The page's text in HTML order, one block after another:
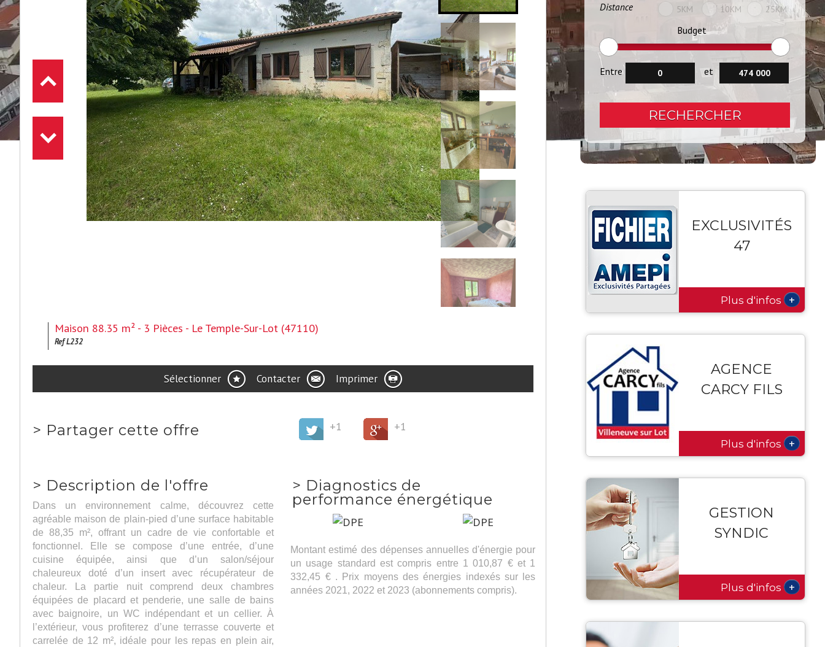
Distance 5KM 10KM 25KM
Budget
Entre et
RECHERCHER
Maison 88.35 m² - 3 Pièces - Le Temple-Sur-Lot (47110)
Ref L232
Sélectionner Contacter Imprimer
> Partager cette offre +1 +1
> Description de l'offre
Dans un environnement calme, découvrez cette
agréable maison de plain-pied d’une surface habitable
de 88,35 m², offrant un cadre de vie confortable et
fonctionnel. Elle se compose d’une entrée, d’une
cuisine équipée, ainsi que d’un salon/séjour
chaleureux doté d’un insert avec récupérateur de
chaleur. La partie nuit comprend deux chambres
équipées de placard et penderie, une salle de bains
avec baignoire, un WC indépendant et un cellier. À
l’extérieur, vous profiterez d’une terrasse couverte et
carrelée de 12 m², idéale pour les repas en plein air,
> Diagnostics de
performance énergétique
Montant estimé des dépenses annuelles d'énergie pour
un usage standard est compris entre 1 010,87 € et 1
332,45 € . Prix moyens des énergies indexés sur les
années 2021, 2022 et 2023 (abonnements compris).
EXCLUSIVITÉS
47
Plus d'infos +
AGENCE
CARCY FILS
Plus d'infos +
GESTION
SYNDIC
Plus d'infos +